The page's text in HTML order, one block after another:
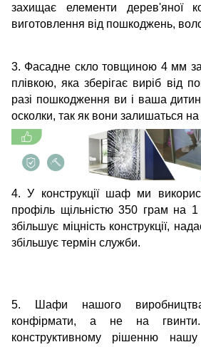
захищає елементи дерев'яної
виготовлення від пошкоджень,
3. Фасадне скло товщиною 4 мм
плівкою, яка зберігає виріб від
разі пошкодження ви і ваша
осколки, так як вони залишаться
4. У конструкції шаф ми
профіль щільністю 350 грам на
збільшує міцність конструкції,
збільшує термін служби.
5. Шафи нашого
конфірмати, а не на
конструктивному рішенню